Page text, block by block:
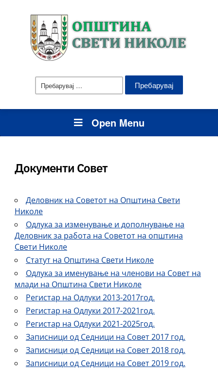
Пребарувај
за:
Open Menu
Документи Совет
Деловник на Советот на Општина Свети
Николе
Одлука за изменување и дополнување на
Деловник за работа на Советот на општина
Свети Николе
Статут на Општина Свети Николе
Одлука за именување на членови на Сoвет на
млади на Општина Свети Николе
Регистар на Одлуки 2013-2017год.
Регистар на Одлуки 2017-2021год.
Регистар на Одлуки 2021-2025год.
Записници од Седници на Совет 2017 год.
Записници од Седници на Совет 2018 год.
Записници од Седници на Совет 2019 год.